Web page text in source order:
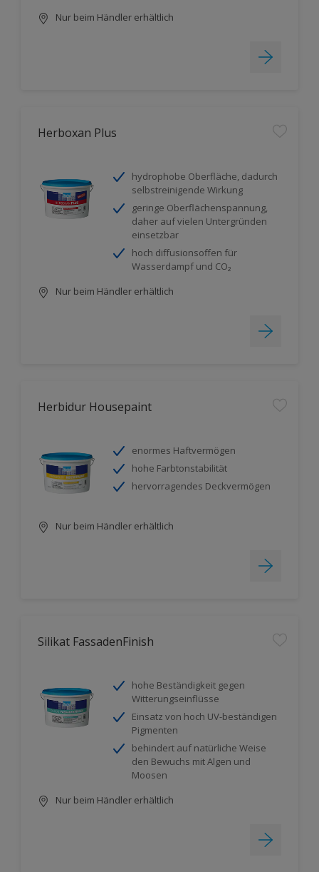
Nur beim Händler erhältlich
Herboxan Plus
hydrophobe Oberfläche, dadurch
selbstreinigende Wirkung
geringe Oberflächenspannung,
daher auf vielen Untergründen
einsetzbar
hoch diffusionsoffen für
Wasserdampf und CO₂
Nur beim Händler erhältlich
Herbidur Housepaint
enormes Haftvermögen
hohe Farbtonstabilität
hervorragendes Deckvermögen
Nur beim Händler erhältlich
Silikat FassadenFinish
hohe Beständigkeit gegen
Witterungseinflüsse
Einsatz von hoch UV-beständigen
Pigmenten
behindert auf natürliche Weise
den Bewuchs mit Algen und
Moosen
Nur beim Händler erhältlich